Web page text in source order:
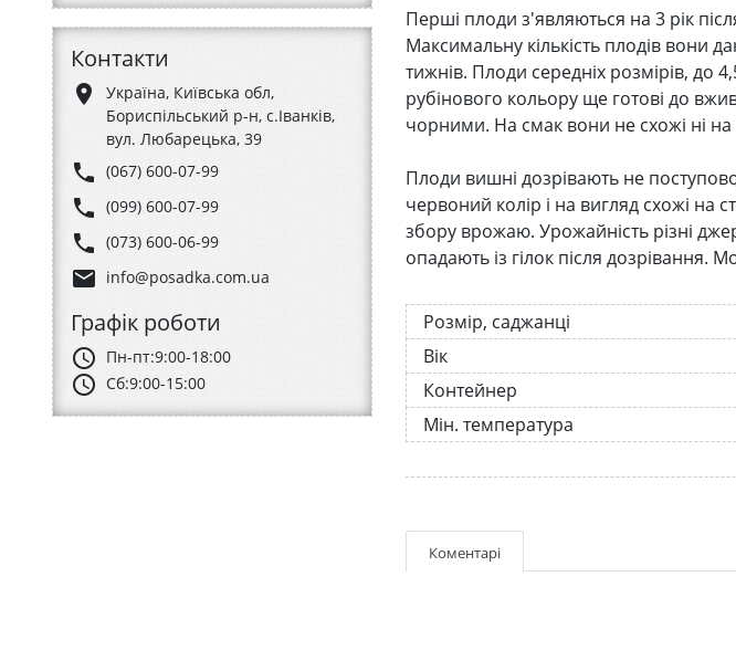
Контакти
place
Україна, Київська обл,
Бориспільський р-н, с.Іванків,
вул. Любарецька, 39
phone (067) 600-07-99
phone (099) 600-07-99
phone (073) 600-06-99
email info@posadka.com.ua
Графік роботи
schedule Пн-пт:9:00-18:00
schedule Сб:9:00-15:00
Перші плоди з'являються на 3 рік
Максимальну кількість плодів вони
тижнів. Плоди середніх розмірів, до
рубінового кольору ще готові до
чорними. На смак вони не схожі ні на
Плоди вишні дозрівають не
червоний колір і на вигляд схожі на
збору врожаю. Урожайність різні
опадають із гілок після дозрівання.
Розмір, саджанці
Вік
Контейнер
Мін. температура
Коментарі